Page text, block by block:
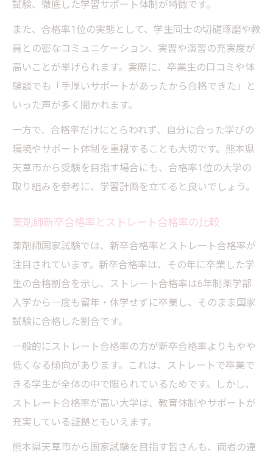
試験、徹底した学習サポート体制が特徴です。
また、合格率1位の実態として、学生同士の切磋琢磨や教
員との密なコミュニケーション、実習や演習の充実度が
高いことが挙げられます。実際に、卒業生の口コミや体
験談でも「手厚いサポートがあったから合格できた」と
いった声が多く聞かれます。
一方で、合格率だけにとらわれず、自分に合った学びの
環境やサポート体制を重視することも大切です。熊本県
天草市から受験を目指す場合にも、合格率1位の大学の
取り組みを参考に、学習計画を立てると良いでしょう。
薬剤師新卒合格率とストレート合格率の比較
薬剤師国家試験では、新卒合格率とストレート合格率が
注目されています。新卒合格率は、その年に卒業した学
生の合格割合を示し、ストレート合格率は6年制薬学部
入学から一度も留年・休学せずに卒業し、そのまま国家
試験に合格した割合です。
一般的にストレート合格率の方が新卒合格率よりもやや
低くなる傾向があります。これは、ストレートで卒業で
きる学生が全体の中で限られているためです。しかし、
ストレート合格率が高い大学は、教育体制やサポートが
充実している証拠ともいえます。
熊本県天草市から国家試験を目指す皆さんも、両者の違